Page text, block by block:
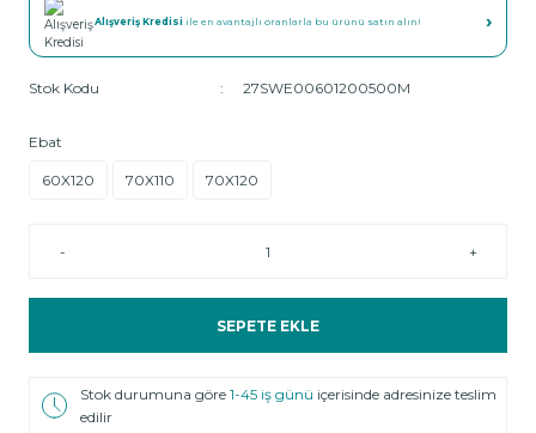
Alışveriş Kredisi ile en avantajlı oranlarla bu ürünü satın alın! ›
Stok Kodu 27SWE00601200500M
Ebat
60X120 70X110 70X120
- +
SEPETE EKLE
Stok durumuna göre1-45 iş günü içerisinde adresinize teslim
edilir